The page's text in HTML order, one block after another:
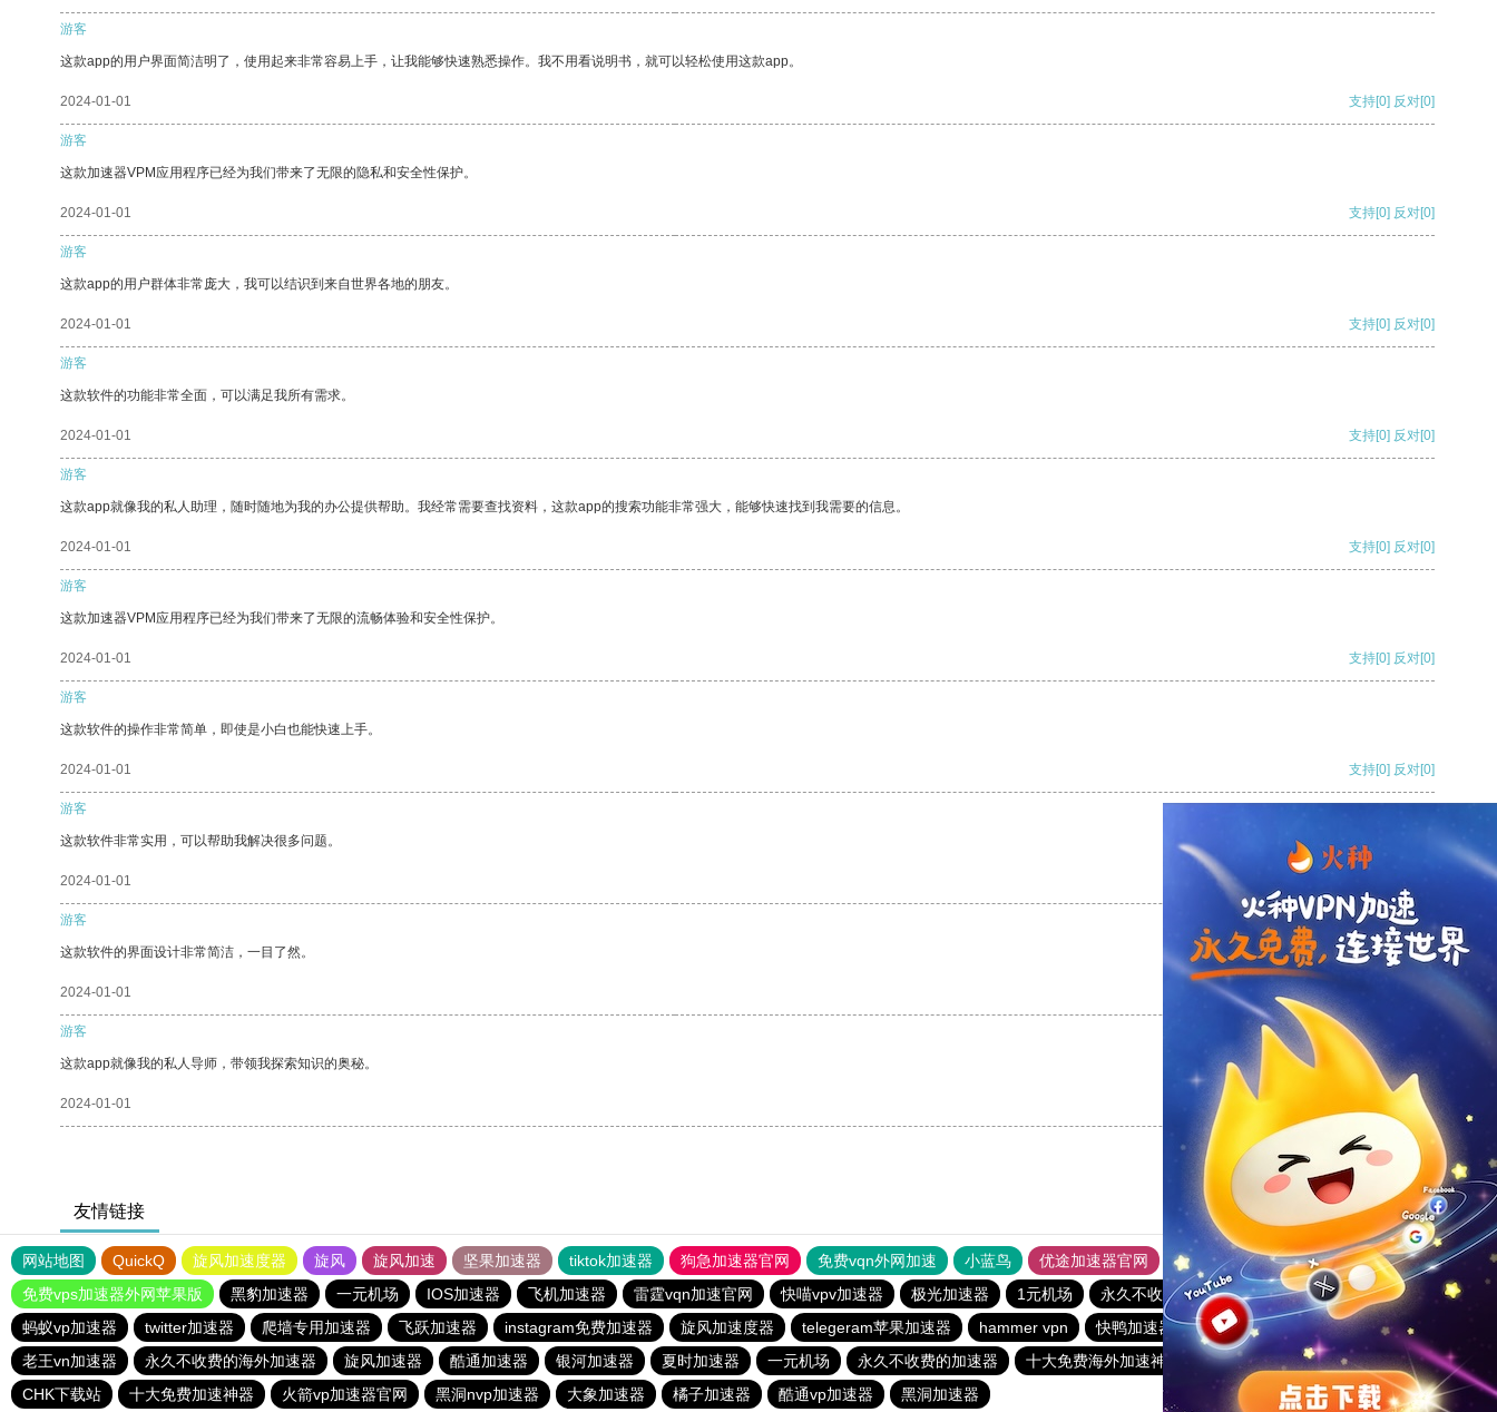
游客
这款app的用户界面简洁明了，使用起来非常容易上手，让我能够快速熟悉操作。我不用看说明书，就可以轻松使用这款app。
2024-01-01 支持[0] 反对[0]
游客
这款加速器VPM应用程序已经为我们带来了无限的隐私和安全性保护。
2024-01-01 支持[0] 反对[0]
游客
这款app的用户群体非常庞大，我可以结识到来自世界各地的朋友。
2024-01-01 支持[0] 反对[0]
游客
这款软件的功能非常全面，可以满足我所有需求。
2024-01-01 支持[0] 反对[0]
游客
这款app就像我的私人助理，随时随地为我的办公提供帮助。我经常需要查找资料，这款app的搜索功能非常强大，能够快速找到我需要的信息。
2024-01-01 支持[0] 反对[0]
游客
这款加速器VPM应用程序已经为我们带来了无限的流畅体验和安全性保护。
2024-01-01 支持[0] 反对[0]
游客
这款软件的操作非常简单，即使是小白也能快速上手。
2024-01-01 支持[0] 反对[0]
游客
这款软件非常实用，可以帮助我解决很多问题。
2024-01-01
游客
这款软件的界面设计非常简洁，一目了然。
2024-01-01 反对
游客
这款app就像我的私人导师，带领我探索知识的奥秘。
2024-01-01 反对[0]
友情链接
网站地图 QuickQ 旋风加速度器 旋风 旋风加速 坚果加速器 tiktok加速器 狗急加速器官网 免费vqn外网加速 小蓝鸟 优途加速器官网 风驰加速器 旋风加速器
八戒看书
免费vps加速器外网苹果版
黑豹加速器 一元机场 IOS加速器 飞机加速器 雷霆vqn加速官网 快喵vpv加速器 极光加速器 1元机场 永久不收费的nvp加速器
飞狗加速器
蚂蚁vp加速器
twitter加速器 爬墙专用加速器 飞跃加速器 instagram免费加速器 旋风加速度器 telegeram苹果加速器 hammer vpn 快鸭加速器 quickq
洋葱加速器
老王vn加速器
永久不收费的海外加速器 旋风加速器 酷通加速器 银河加速器 夏时加速器 一元机场 永久不收费的加速器 十大免费海外加速神器 极光加速器
猎豹加速器官网
CHK下载站
十大免费加速神器 火箭vp加速器官网 黑洞nvp加速器 大象加速器 橘子加速器 酷通vp加速器 黑洞加速器